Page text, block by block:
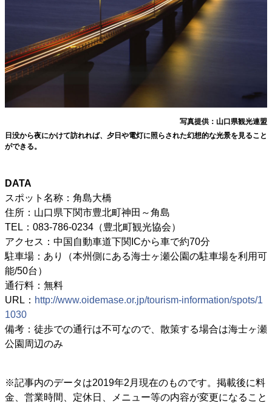
写真提供：山口県観光連盟
日没から夜にかけて訪れれば、夕日や電灯に照らされた幻想的な光景を見ること
ができる。
DATA
スポット名称：角島大橋
住所：山口県下関市豊北町神田～角島
TEL：083-786-0234（豊北町観光協会）
アクセス：中国自動車道下関ICから車で約70分
駐車場：あり（本州側にある海士ヶ瀬公園の駐車場を利用可
能/50台）
通行料：無料
URL： http://www.oidemase.or.jp/tourism-information/spots/1
1030
備考：徒歩での通行は不可なので、散策する場合は海士ヶ瀬
公園周辺のみ
※記事内のデータは2019年2月現在のものです。掲載後に料
金、営業時間、定休日、メニュー等の内容が変更になること